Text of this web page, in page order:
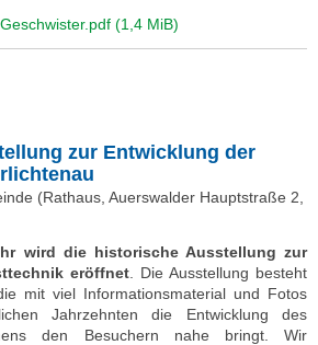
(1,4 MiB)
zur Entwicklung der
(Rathaus, Auerswalder Hauptstraße 2,
wird die historische Ausstellung zur
eröffnet . Die Ausstellung besteht
mit viel Informationsmaterial und Fotos
Jahrzehnten die Entwicklung des
den Besuchern nahe bringt. Wir